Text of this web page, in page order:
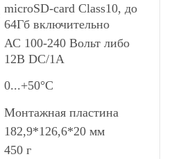
microSD-card Class10, до
64Гб включительно
АС 100-240 Вольт либо
12В DC/1A
0...+50°С
Монтажная пластина
182,9*126,6*20 мм
450 г